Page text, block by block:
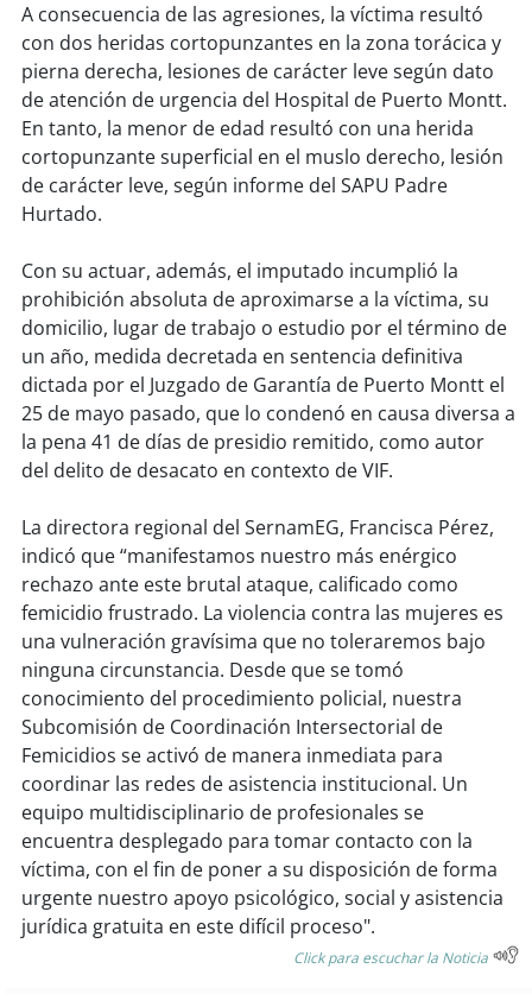
A consecuencia de las agresiones, la víctima resultó
con dos heridas cortopunzantes en la zona torácica y
pierna derecha, lesiones de carácter leve según dato
de atención de urgencia del Hospital de Puerto Montt.
En tanto, la menor de edad resultó con una herida
cortopunzante superficial en el muslo derecho, lesión
de carácter leve, según informe del SAPU Padre
Hurtado.
Con su actuar, además, el imputado incumplió la
prohibición absoluta de aproximarse a la víctima, su
domicilio, lugar de trabajo o estudio por el término de
un año, medida decretada en sentencia definitiva
dictada por el Juzgado de Garantía de Puerto Montt el
25 de mayo pasado, que lo condenó en causa diversa a
la pena 41 de días de presidio remitido, como autor
del delito de desacato en contexto de VIF.
La directora regional del SernamEG, Francisca Pérez,
indicó que “manifestamos nuestro más enérgico
rechazo ante este brutal ataque, calificado como
femicidio frustrado. La violencia contra las mujeres es
una vulneración gravísima que no toleraremos bajo
ninguna circunstancia. Desde que se tomó
conocimiento del procedimiento policial, nuestra
Subcomisión de Coordinación Intersectorial de
Femicidios se activó de manera inmediata para
coordinar las redes de asistencia institucional. Un
equipo multidisciplinario de profesionales se
encuentra desplegado para tomar contacto con la
víctima, con el fin de poner a su disposición de forma
urgente nuestro apoyo psicológico, social y asistencia
jurídica gratuita en este difícil proceso".
Click para escuchar la Noticia